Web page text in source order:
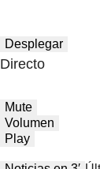
Desplegar
Directo
Mute
Volumen
Play